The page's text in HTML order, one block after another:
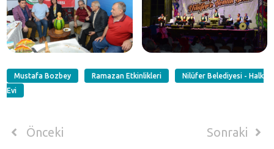
Mustafa Bozbey Ramazan Etkinlikleri
Nilüfer Belediyesi - Halk
Evi
Önceki Sonraki